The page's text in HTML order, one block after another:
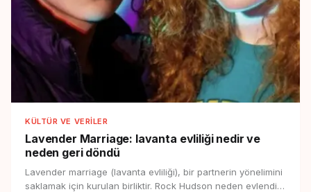
KÜLTÜR VE VERILER
Lavender Marriage: lavanta evliliği nedir ve
neden geri döndü
Lavender marriage (lavanta evliliği), bir partnerin yönelimini
saklamak için kurulan birliktir. Rock Hudson neden evlendi